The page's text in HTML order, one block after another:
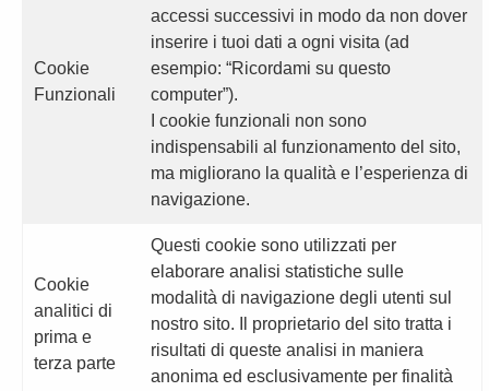
Cookie
Funzionali
accessi successivi in modo da non dover
inserire i tuoi dati a ogni visita (ad
esempio: “Ricordami su questo
computer”).
I cookie funzionali non sono
indispensabili al funzionamento del sito,
ma migliorano la qualità e l’esperienza di
navigazione.
Cookie
analitici di
prima e
terza parte
Questi cookie sono utilizzati per
elaborare analisi statistiche sulle
modalità di navigazione degli utenti sul
nostro sito. Il proprietario del sito tratta i
risultati di queste analisi in maniera
anonima ed esclusivamente per finalità